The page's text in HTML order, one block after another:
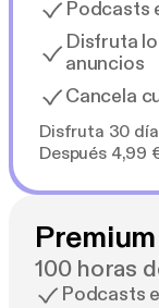
Podcasts
Disfruta
anuncios
Cancela
Disfruta 30
Después 4,99
100 horas
Podcasts